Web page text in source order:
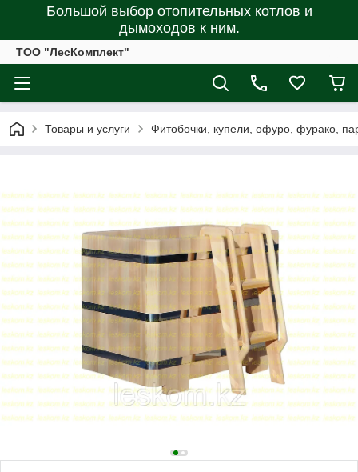
Большой выбор отопительных котлов и
дымоходов к ним.
ТОО "ЛесКомплект"
Товары и услуги Фитобочки, купели, офуро, фурако,